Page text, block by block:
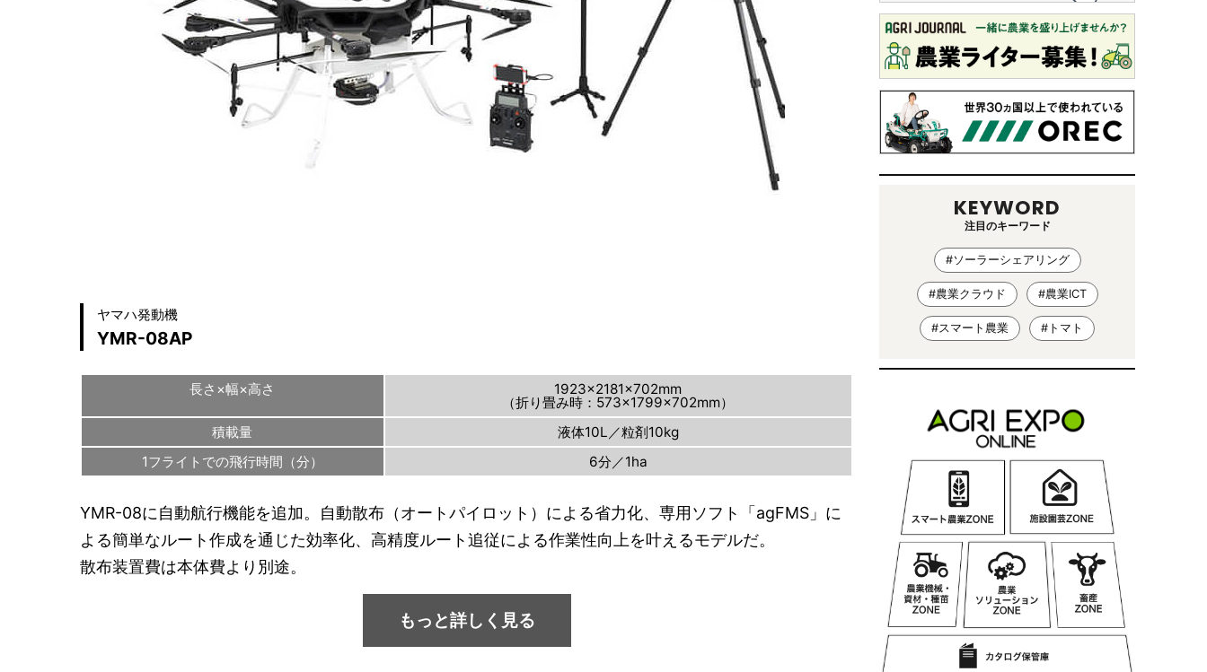
ヤマハ発動機
YMR-08AP
長さ×幅×高さ 1923×2181×702mm
（折り畳み時：573×1799×702mm）
積載量
液体10L／粒剤10kg
1フライトでの飛行時間（分）
6分／1ha
YMR-08に自動航行機能を追加。自動散布（オートパイロット）による省力化、専用ソフト「agFMS」に
よる簡単なルート作成を通じた効率化、高精度ルート追従による作業性向上を叶えるモデルだ。
散布装置費は本体費より別途。
もっと詳しく見る
KEYWORD
注目のキーワード
#ソーラーシェアリング
#農業クラウド #農業ICT
#スマート農業 #トマト